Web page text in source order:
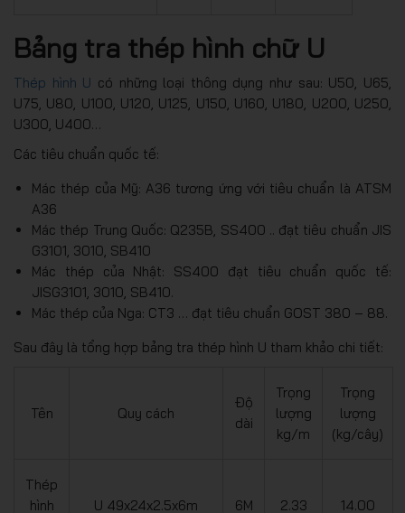
Bảng tra thép hình chữ U
Thép hình U có những loại thông dụng như sau: U50, U65,
U75, U80, U100, U120, U125, U150, U160, U180, U200, U250,
U300, U400…
Các tiêu chuẩn quốc tế:
Mác thép của Mỹ: A36 tương ứng với tiêu chuẩn là ATSM
A36
Mác thép Trung Quốc: Q235B, SS400 .. đạt tiêu chuẩn JIS
G3101, 3010, SB410
Mác thép của Nhật: SS400 đạt tiêu chuẩn quốc tế:
JISG3101, 3010, SB410.
Mác thép của Nga: CT3 … đạt tiêu chuẩn GOST 380 – 88.
Sau đây là tổng hợp bảng tra thép hình U tham khảo chi tiết:
Tên Quy cách
Độ
dài
Trọng
lượng
kg/m
Trọng
lượng
(kg/cây)
Thép
hình
U 49x24x2.5x6m 6M 2.33 14.00